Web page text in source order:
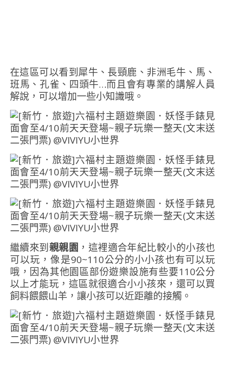
在這區可以看到犀牛、長頸鹿、非洲毛牛、馬、
班馬、孔雀、四頭牛…而且會有專業的講解人員
解說，可以增加一些小知識哦。
繼續來到親親園 ，這裡適合年紀比較小的小孩也
可以玩，像是90~110公分的小小孩也有可以玩
哦，因為其他園區部份遊樂設施有些要110公分
以上才能玩，這區就很適合小小孩來，還可以買
飼料餵餵山羊，讓小孩可以近距離的接觸。